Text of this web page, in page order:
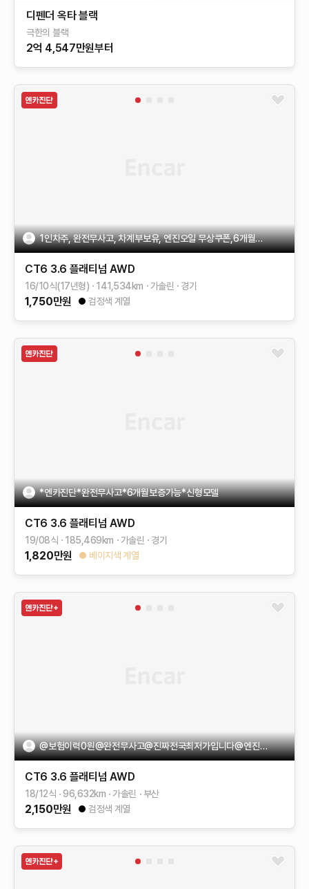
디펜더 옥타 블랙
극한의 블랙
2억 4,547만원부터
1인차주, 완전무사고, 차계부보유, 엔진오일 무상쿠폰,6개월보증
CT6 3.6 플래티넘 AWD
16/10식(17년형) 141,534km 가솔린 경기
1,750만원 검정색 계열
*엔카진단*완전무사고*6개월보증가능*신형모델
CT6 3.6 플래티넘 AWD
19/08식 185,469km 가솔린 경기
1,820만원 베이지색 계열
@보험이력0원@완전무사고@진짜전국최저가입니다@엔진미션하체굿@
CT6 3.6 플래티넘 AWD
18/12식 96,632km 가솔린 부산
2,150만원 검정색 계열